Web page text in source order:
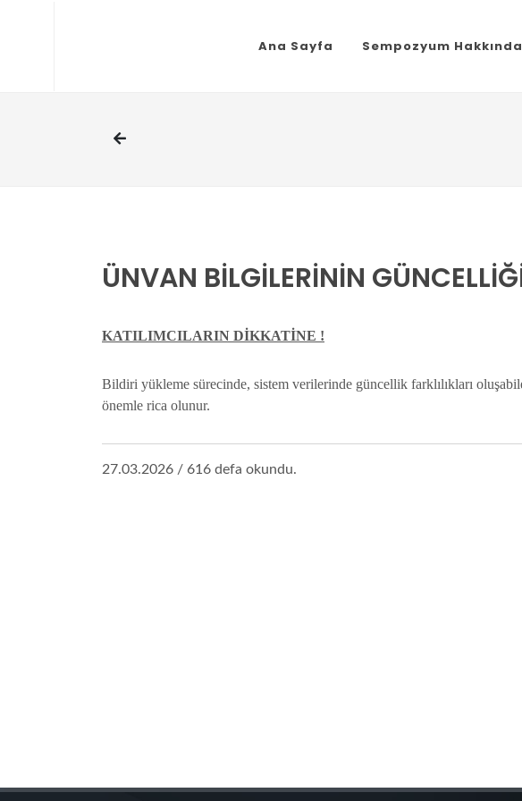
Ana Sayfa Sempozyum Hakkında
ÜNVAN BİLGİLERİNİN
KATILIMCILARIN DİKKATİNE !
Bildiri yükleme sürecinde, sistem verilerinde güncellik farklılıkları
önemle rica olunur.
27.03.2026 / 616 defa okundu.